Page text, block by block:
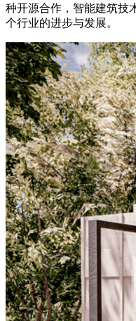
种开源合作，智能建筑技
个行业的进步与发展。